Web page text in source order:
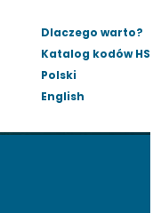
Dlaczego warto?
Katalog kodów HS
Polski
English